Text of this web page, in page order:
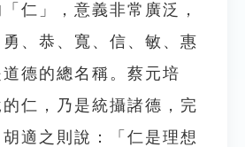
」，意義非常廣泛，
、恭、寬、信、敏、惠
德的總名稱。蔡元培
仁，乃是統攝諸德，完
適之則說：「仁是理想